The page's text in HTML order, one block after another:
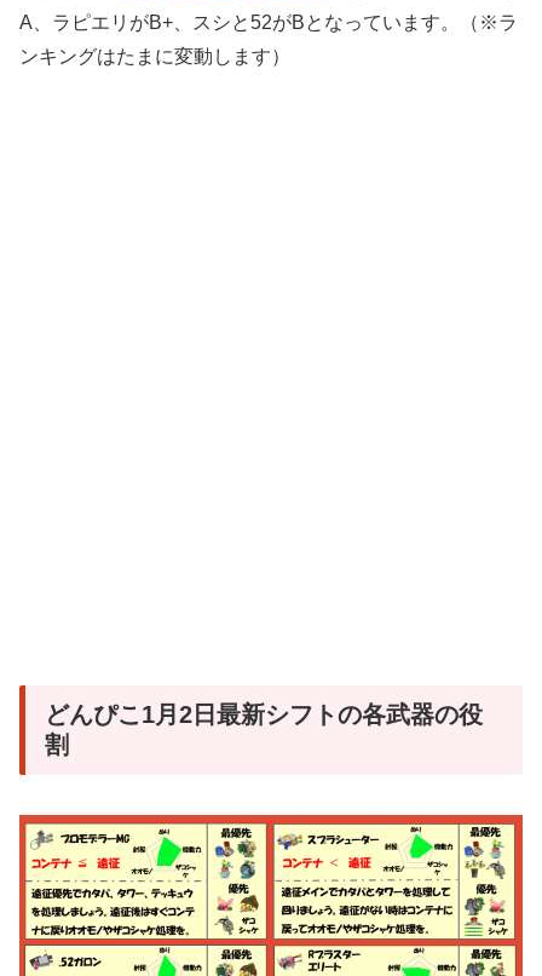
A、ラピエリがB+、スシと52がBとなっています。（※ラ
ンキングはたまに変動します）
どんぴこ1月2日最新シフトの各武器の役
割